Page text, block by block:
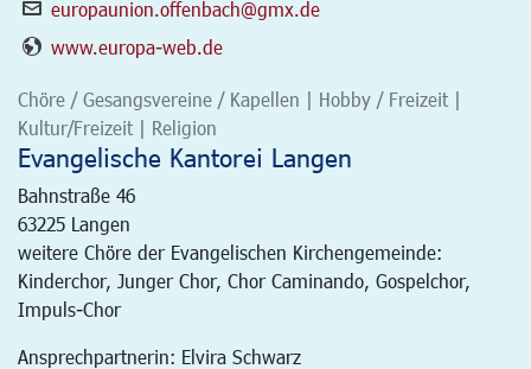
europaunion.offenbach@gmx.de
www.europa-web.de
Chöre / Gesangsvereine / Kapellen | Hobby / Freizeit |
Kultur/Freizeit | Religion
Evangelische Kantorei Langen
Bahnstraße 46
63225 Langen
weitere Chöre der Evangelischen Kirchengemeinde:
Kinderchor, Junger Chor, Chor Caminando, Gospelchor,
Impuls-Chor
Ansprechpartnerin: Elvira Schwarz